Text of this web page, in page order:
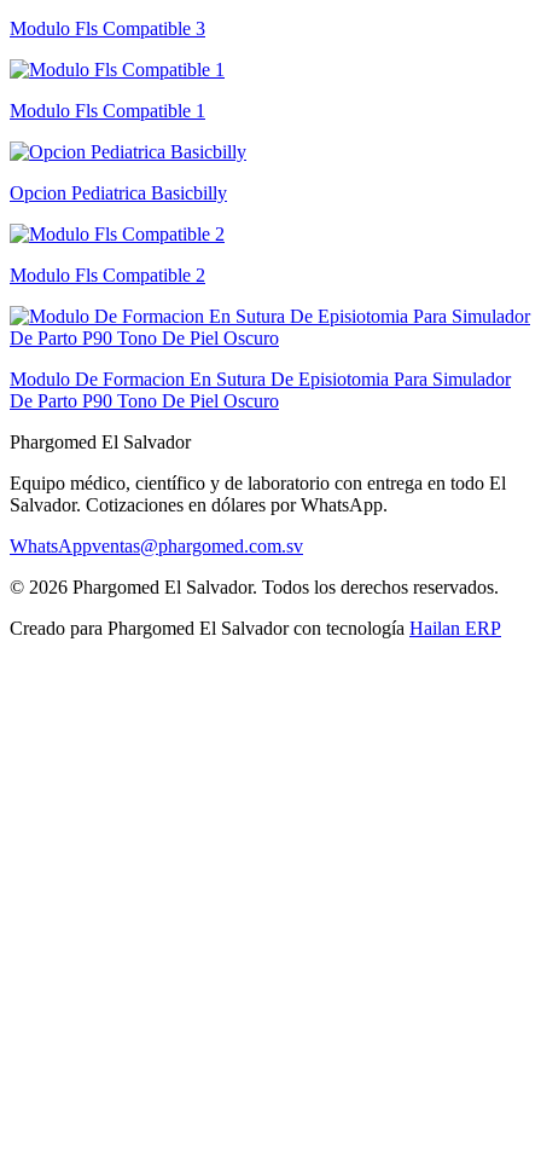
Modulo Fls Compatible 3
Modulo Fls Compatible 1
Opcion Pediatrica Basicbilly
Modulo Fls Compatible 2
Modulo De Formacion En Sutura De Episiotomia Para Simulador
De Parto P90 Tono De Piel Oscuro
Phargomed El Salvador
Equipo médico, científico y de laboratorio con entrega en todo El
Salvador. Cotizaciones en dólares por WhatsApp.
WhatsAppventas@phargomed.com.sv
© 2026 Phargomed El Salvador. Todos los derechos reservados.
Creado para Phargomed El Salvadorcon tecnología Hailan ERP